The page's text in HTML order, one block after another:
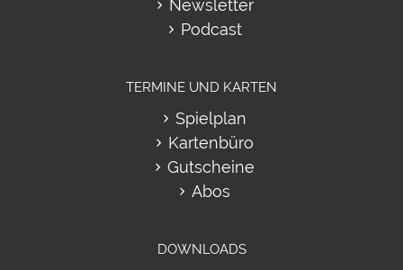
Newsletter
Podcast
TERMINE UND KARTEN
Spielplan
Kartenbüro
Gutscheine
Abos
DOWNLOADS